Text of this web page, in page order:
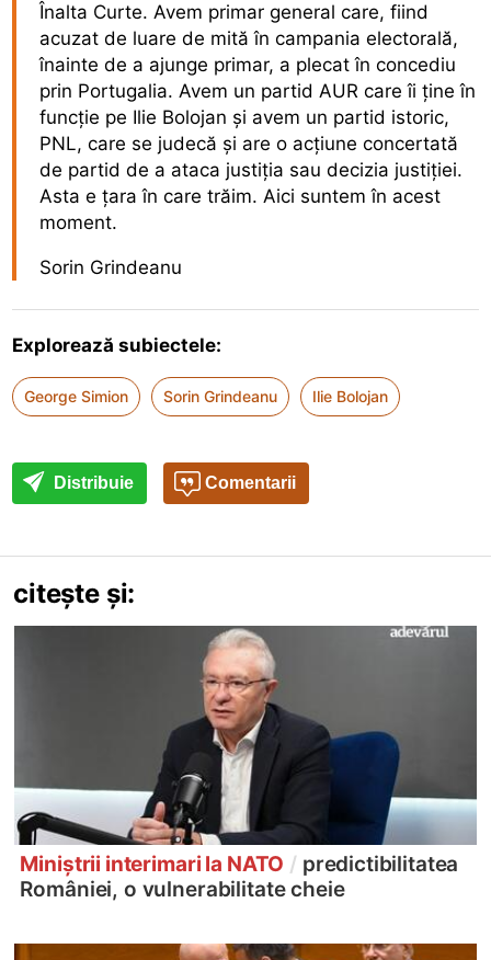
Înalta Curte. Avem primar general care, fiind
acuzat de luare de mită în campania electorală,
înainte de a ajunge primar, a plecat în concediu
prin Portugalia. Avem un partid AUR care îi ține în
funcție pe Ilie Bolojan și avem un partid istoric,
PNL, care se judecă și are o acțiune concertată
de partid de a ataca justiția sau decizia justiției.
Asta e țara în care trăim. Aici suntem în acest
moment.
Sorin Grindeanu
Explorează subiectele:
George Simion Sorin Grindeanu Ilie Bolojan
Distribuie Comentarii
citește și:
Miniștrii interimari la NATO / predictibilitatea
României, o vulnerabilitate cheie